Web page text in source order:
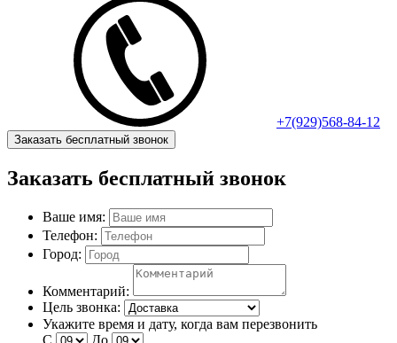
+7(929)568-84-12
Заказать бесплатный звонок
Заказать бесплатный звонок
Ваше имя:
Телефон:
Город:
Комментарий:
Цель звонка:
Укажите время и дату, когда вам перезвонить
С
До